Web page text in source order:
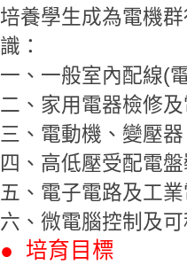
培養學生成為電機
識：
一、一般室內配線(
二、家用電器檢修
三、電動機、變壓
四、高低壓受配電
五、電子電路及工
六、微電腦控制及
● 培育目標